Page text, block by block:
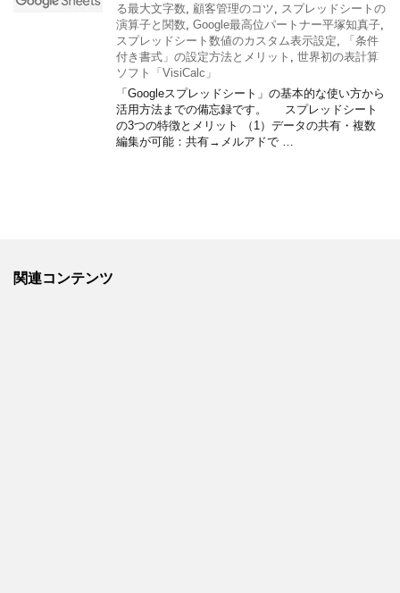
る最大文字数
顧客管理のコツ
スプレッドシートの
演算子と関数 Google最高位パートナー平塚知真子
スプレッドシート数値のカスタム表示設定
「条件
付き書式」の設定方法とメリット
世界初の表計算
ソフト「VisiCalc」
「Googleスプレッドシート」の基本的な使い方から
活用方法までの備忘録です。 スプレッドシート
の3つの特徴とメリット （1）データの共有・複数
編集が可能：共有→メルアドで …
関連コンテンツ